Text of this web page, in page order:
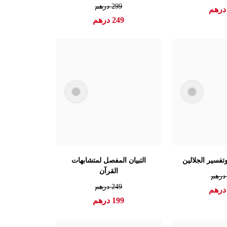
299درهم
249درهم
الجلالين
التبيان المفصل لمتشابهات
القرآن
249درهم
199 درهم